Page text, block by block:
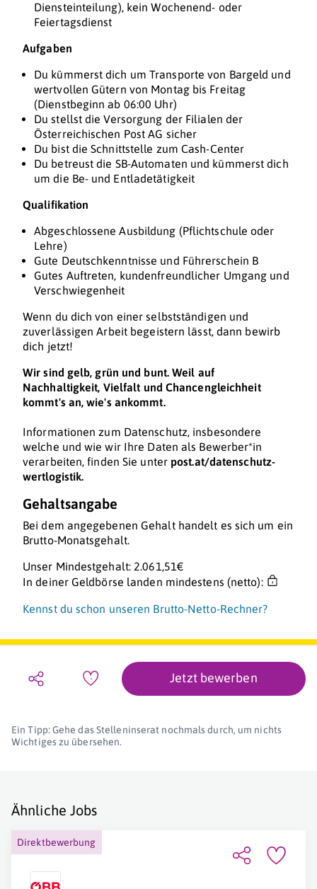
Diensteinteilung), kein Wochenend- oder
Feiertagsdienst
Aufgaben
Du kümmerst dich um Transporte von Bargeld und
wertvollen Gütern von Montag bis Freitag
(Dienstbeginn ab 06:00 Uhr)
Du stellst die Versorgung der Filialen der
Österreichischen Post AG sicher
Du bist die Schnittstelle zum Cash-Center
Du betreust die SB-Automaten und kümmerst dich
um die Be- und Entladetätigkeit
Qualifikation
Abgeschlossene Ausbildung (Pflichtschule oder
Lehre)
Gute Deutschkenntnisse und Führerschein B
Gutes Auftreten, kundenfreundlicher Umgang und
Verschwiegenheit
Wenn du dich von einer selbstständigen und
zuverlässigen Arbeit begeistern lässt, dann bewirb
dich jetzt!
Wir sind gelb, grün und bunt. Weil auf
Nachhaltigkeit, Vielfalt und Chancengleichheit
kommt's an, wie's ankommt.
Informationen zum Datenschutz, insbesondere
welche und wie wir Ihre Daten als Bewerber*in
verarbeiten, finden Sie unter post.at/datenschutz-
wertlogistik.
Gehaltsangabe
Bei dem angegebenen Gehalt handelt es sich um ein
Brutto-Monatsgehalt.
Unser Mindestgehalt: 2.061,51€
In deiner Geldbörse landen mindestens (netto):
Kennst du schon unseren Brutto-Netto-Rechner?
Jetzt bewerben
Ein Tipp: Gehe das Stelleninserat nochmals durch, um nichts
Wichtiges zu übersehen.
Ähnliche Jobs
Direktbewerbung